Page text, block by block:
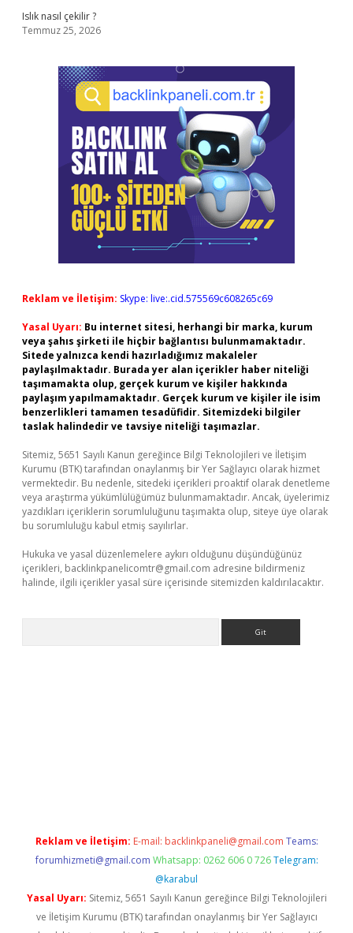
Islık nasıl çekilir ?
Temmuz 25, 2026
Reklam ve İletişim: Skype: live:.cid.575569c608265c69
Yasal Uyarı: Bu internet sitesi, herhangi bir marka, kurum
veya şahıs şirketi ile hiçbir bağlantısı bulunmamaktadır.
Sitede yalnızca kendi hazırladığımız makaleler
paylaşılmaktadır. Burada yer alan içerikler haber niteliği
taşımamakta olup, gerçek kurum ve kişiler hakkında
paylaşım yapılmamaktadır. Gerçek kurum ve kişiler ile isim
benzerlikleri tamamen tesadüfidir. Sitemizdeki bilgiler
taslak halindedir ve tavsiye niteliği taşımazlar.
Sitemiz, 5651 Sayılı Kanun gereğince Bilgi Teknolojileri ve İletişim
Kurumu (BTK) tarafından onaylanmış bir Yer Sağlayıcı olarak hizmet
vermektedir. Bu nedenle, sitedeki içerikleri proaktif olarak denetleme
veya araştırma yükümlülüğümüz bulunmamaktadır. Ancak, üyelerimiz
yazdıkları içeriklerin sorumluluğunu taşımakta olup, siteye üye olarak
bu sorumluluğu kabul etmiş sayılırlar.
Hukuka ve yasal düzenlemelere aykırı olduğunu düşündüğünüz
içerikleri, backlinkpanelicomtr@gmail.com adresine bildirmeniz
halinde, ilgili içerikler yasal süre içerisinde sitemizden kaldırılacaktır.
Reklam ve İletişim: E-mail: backlinkpaneli@gmail.com Teams:
forumhizmeti@gmail.com Whatsapp: 0262 606 0 726 Telegram:
@karabul
Yasal Uyarı: Sitemiz, 5651 Sayılı Kanun gereğince Bilgi Teknolojileri
ve İletişim Kurumu (BTK) tarafından onaylanmış bir Yer Sağlayıcı